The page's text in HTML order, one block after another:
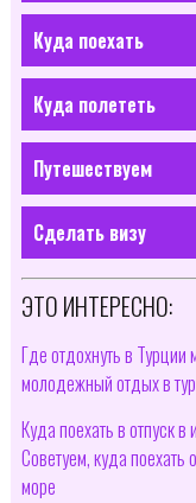
Куда поехать
Куда полететь
Путешествуем
Сделать визу
ЭТО ИНТЕРЕСНО:
Где отдохнуть в
молодежный отдых в
Куда поехать в отпуск
Советуем, куда
море